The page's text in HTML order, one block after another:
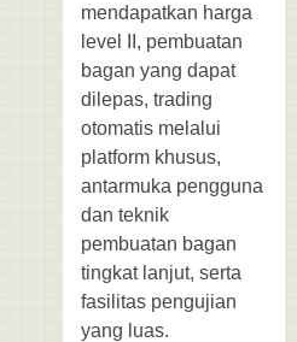
mendapatkan harga
level II, pembuatan
bagan yang dapat
dilepas, trading
otomatis melalui
platform khusus,
antarmuka pengguna
dan teknik
pembuatan bagan
tingkat lanjut, serta
fasilitas pengujian
yang luas.